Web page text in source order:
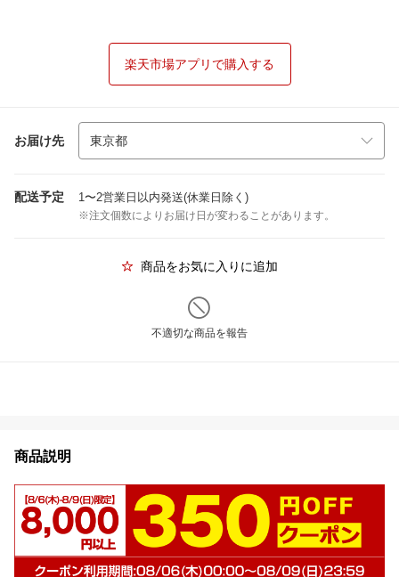
楽天市場アプリで購入する
お届け先
配送予定 1〜2営業日以内発送(休業日除く)
※注文個数によりお届け日が変わることがあります。
商品をお気に入りに追加
不適切な商品を報告
商品説明